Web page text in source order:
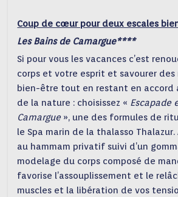
Coup de cœur pour deux escales
Les Bains de Camargue****
Si pour vous les vacances c’est
corps et votre esprit et savourer des
bien-être tout en restant en accord
de la nature : choisissez « Escapade
Camargue », une des formules de
le Spa marin de la thalasso Thalazur.
au hammam privatif suivi d’un
modelage du corps composé de
favorise l’assouplissement et le
muscles et la libération de vos